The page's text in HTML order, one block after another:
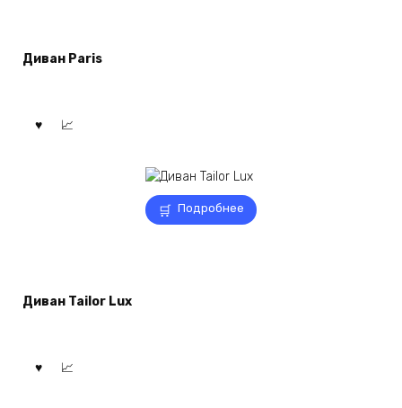
Диван Paris
Подробнее
Диван Tailor Lux